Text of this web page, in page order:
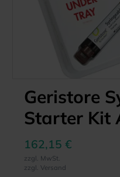
Geristore
Starter Kit
162,15 €
zzgl. MwSt.
zzgl. Versand